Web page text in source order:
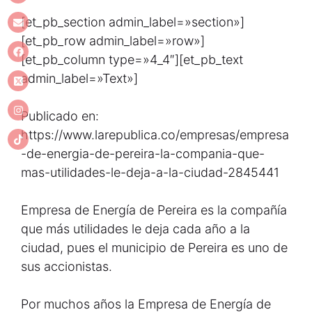
[et_pb_section admin_label=»section»]
[et_pb_row admin_label=»row»]
[et_pb_column type=»4_4″][et_pb_text
admin_label=»Text»]
Publicado en:
https://www.larepublica.co/empresas/empresa
-de-energia-de-pereira-la-compania-que-
mas-utilidades-le-deja-a-la-ciudad-2845441
Empresa de Energía de Pereira es la compañía
que más utilidades le deja cada año a la
ciudad, pues el municipio de Pereira es uno de
sus accionistas.
Por muchos años la Empresa de Energía de